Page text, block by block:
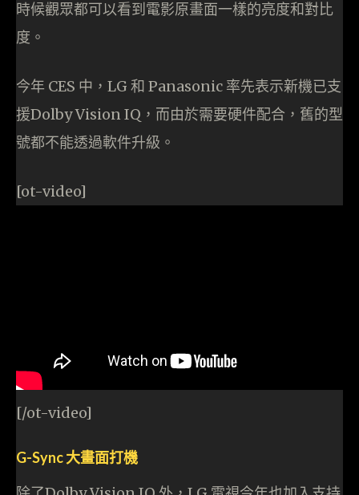
時候觀眾都可以看到電影原畫面一樣的亮度和對比
度。
今年 CES 中，LG 和 Panasonic 率先表示新機已支
援Dolby Vision IQ，而由於需要硬件配合，舊的型
號都不能透過軟件升級。
[ot-video]
[/ot-video]
G-Sync 大畫面打機